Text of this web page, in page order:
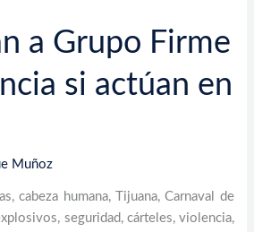
a Grupo Firme
si actúan en
Muñoz
cabeza humana, Tijuana, Carnaval de
seguridad, cárteles, violencia,